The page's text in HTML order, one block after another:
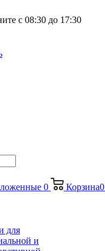
с 08:30 до 17:30
0 Корзина0
для
и